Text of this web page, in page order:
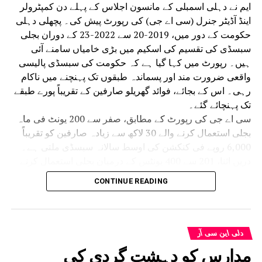
ایم نے دہلی اسمبلی کے مانسون اجلاس کے پہلے دن کمپٹرولر
اینڈ آڈیٹر جنرل (سی اے جی) کی رپورٹ پیش کی۔ پچھلی دہلی
حکومت کے دور میں، 2019-20 سے 2022-23 کے دوران بجلی
سبسڈی کی تقسیم کی اسکیم میں بڑی خامیاں سامنے آئی
ہیں۔ رپورٹ میں کہا گیا ہے کہ حکومت کی سبسڈی پالیسی
واقعی ضرورت مند اور پسماندہ طبقوں تک پہنچنے میں ناکام
رہی۔ اس کے بجائے، فوائد گھریلو صارفین کے تقریباً پورے طبقے
تک پہنچائے گئے۔
سی اے جی کی رپورٹ کے مطابق، صفر سے 200 یونٹ فی ماہ
بجلی استعمال کرنے والے 30 لاکھ سے زیادہ صارفین کو تقریباً
والے تقریباً 16.60 لاکھ صارفین کو فی کنکشن10,000 سے زیادہ
کی اوسط سبسڈی ملتی ہے، جو پچھلے زمرے کے مقابلے میں
ہونے کے باوجود بہت سے صارفین نے سبسڈی حاصل کی۔
2019 اور 2023 کے درمیان ان غیر فعال گھریلو رابطوں کو کل
42.26 کروڑ روپے کی سبسڈی فراہم کی گئی۔
CONTINUE READING
دلی این سی آر
مدارس کو دہشت گردی کی